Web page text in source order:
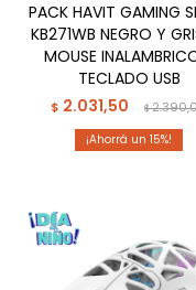
PACK HAVIT GAMING
KB271WB NEGRO Y
MOUSE
TECLADO USB
$ 2.031,50 $
15